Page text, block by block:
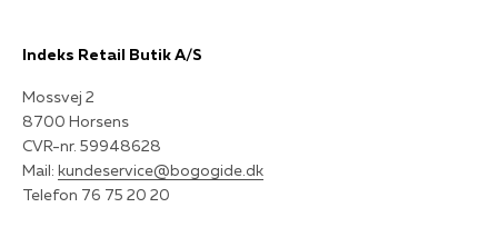
Indeks Retail Butik A/S
Mossvej 2
8700 Horsens
CVR-nr. 59948628
Mail: kundeservice@bogogide.dk
Telefon 76 75 20 20